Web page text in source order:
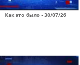
Как это было - 30/07/26